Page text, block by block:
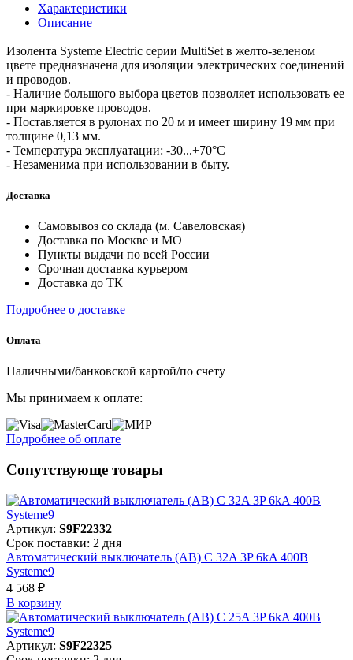
Характеристики
Описание
Изолента Systeme Electric серии MultiSet в желто-зеленом
цвете предназначена для изоляции электрических соединений
и проводов.
- Наличие большого выбора цветов позволяет использовать ее
при маркировке проводов.
- Поставляется в рулонах по 20 м и имеет ширину 19 мм при
толщине 0,13 мм.
- Температура эксплуатации: -30...+70°С
- Незаменима при использовании в быту.
Доставка
Самовывоз со склада (м. Савеловская)
Доставка по Москве и МО
Пункты выдачи по всей России
Срочная доставка курьером
Доставка до ТК
Подробнее о доставке
Оплата
Наличными/банковской картой/по счету
Мы принимаем к оплате:
Подробнее об оплате
Сопутствующе товары
Артикул: S9F22332
Срок поставки: 2 дня
Автоматический выключатель (АВ) C 32A 3P 6kA 400В
Systeme9
4 568 ₽
В корзинy
Артикул: S9F22325